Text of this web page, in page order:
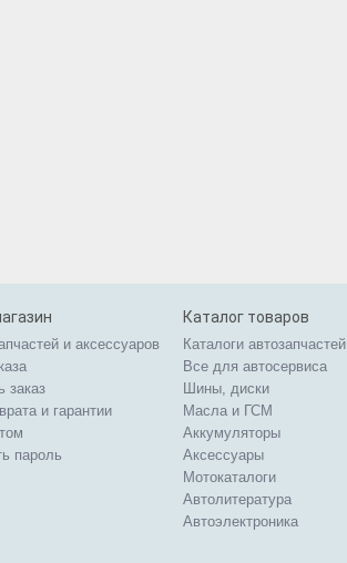
и аксессуаров
заказ
и гарантии
пароль
Каталог товаров
Каталоги автозапчастей
Все для автосервиса
Шины, диски
Масла и ГСМ
Аккумуляторы
Аксессуары
Мотокаталоги
Автолитература
Автоэлектроника